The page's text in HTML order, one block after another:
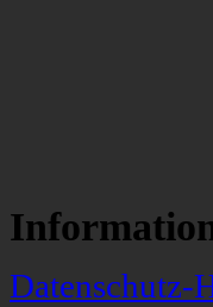
Datenschutz-